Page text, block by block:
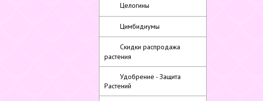
Целогины
Цимбидиумы
Скидки распродажа
растения
Удобрение - Защита
Растений